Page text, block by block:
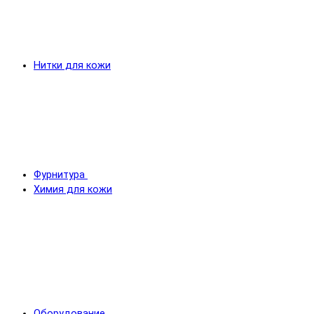
Нитки для кожи
Фурнитура
Химия для кожи